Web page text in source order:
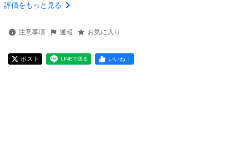
評価をもっと見る
注意事項 通報 お気に入り
ポスト LINEで送る いいね！